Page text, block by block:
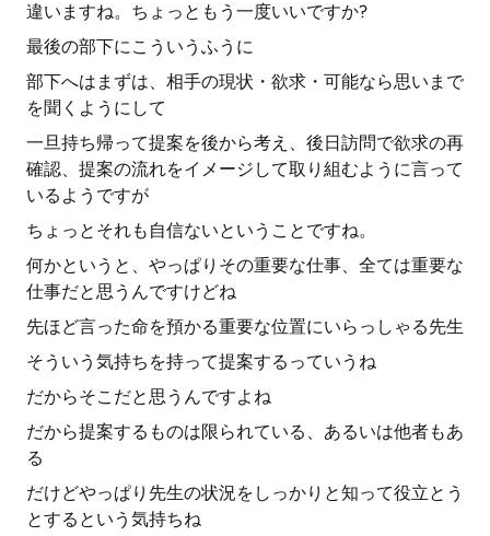
違いますね。ちょっともう一度いいですか?
最後の部下にこういうふうに
部下へはまずは、相手の現状・欲求・可能なら思いまで
を聞くようにして
一旦持ち帰って提案を後から考え、後日訪問で欲求の再
確認、提案の流れをイメージして取り組むように言って
いるようですが
ちょっとそれも自信ないということですね。
何かというと、やっぱりその重要な仕事、全ては重要な
仕事だと思うんですけどね
先ほど言った命を預かる重要な位置にいらっしゃる先生
そういう気持ちを持って提案するっていうね
だからそこだと思うんですよね
だから提案するものは限られている、あるいは他者もあ
る
だけどやっぱり先生の状況をしっかりと知って役立とう
とするという気持ちね